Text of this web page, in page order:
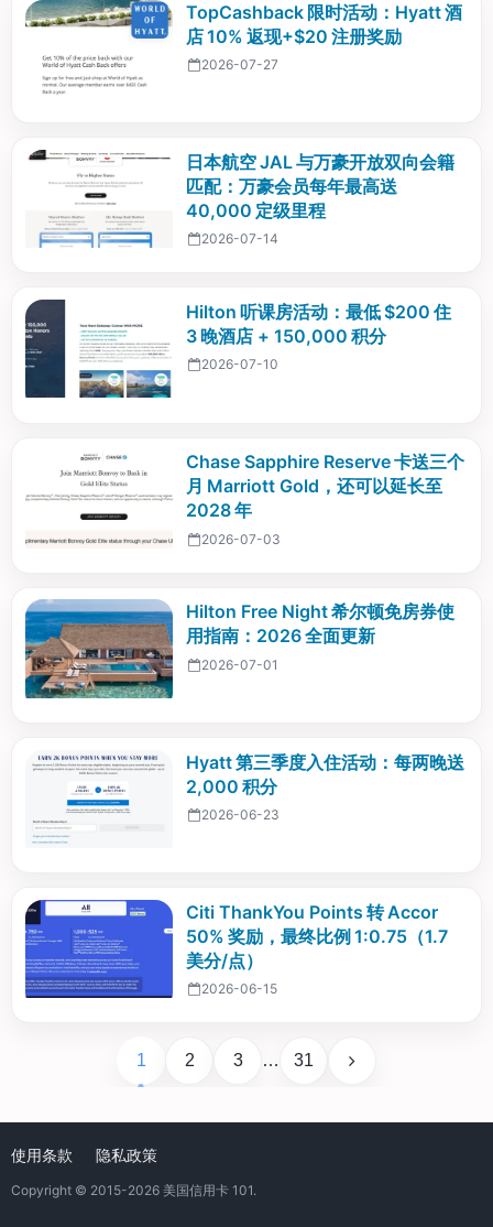
TopCashback 限时活动：Hyatt 酒
店 10% 返现+$20 注册奖励
2026-07-27
日本航空 JAL 与万豪开放双向会籍
匹配：万豪会员每年最高送
40,000 定级里程
2026-07-14
Hilton 听课房活动：最低 $200 住
3 晚酒店 + 150,000 积分
2026-07-10
Chase Sapphire Reserve 卡送三个
月 Marriott Gold，还可以延长至
2028 年
2026-07-03
Hilton Free Night 希尔顿免房券使
用指南：2026 全面更新
2026-07-01
Hyatt 第三季度入住活动：每两晚送
2,000 积分
2026-06-23
Citi ThankYou Points 转 Accor
50% 奖励，最终比例 1:0.75（1.7
美分/点）
2026-06-15
1 2 3 … 31
使用条款 隐私政策
Copyright © 2015-2026 美国信用卡 101.